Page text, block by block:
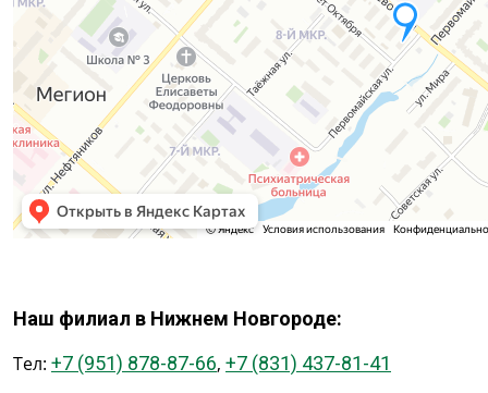
Наш филиал в Нижнем Новгороде:
Тел: +7 (951) 878-87-66, +7 (831) 437-81-41